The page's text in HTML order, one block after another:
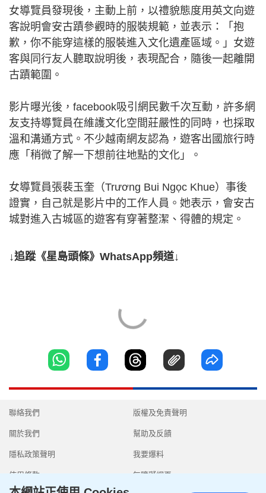
女導覽員發現後，主動上前，以禮貌態度用英文向遊
客說明會安古蹟參觀時的服裝規範，並表示：「抱
歉，你不能穿這樣的服裝進入文化遺產區域。」女遊
客與同行友人聽取說明後，表現配合，隨後一起離開
古蹟範圍。
影片曝光後，facebook吸引網民數千次互動，許多網
友支持導覽員在維護文化空間莊嚴性的同時，也採取
溫和溝通方式。不少越南網友認為，遊客出國旅行時
應「稍微了解一下想前往地點的文化」。
女導覽員張裴玉奎（Trương Bui Ngọc Khue）事後
證實，自己就是影片中的工作人員。她表示，會安古
城對進入古城區的遊客有穿著整潔、得體的規定。
↓追蹤《星島頭條》WhatsApp頻道↓
聯絡我們
關於我們
隱私政策聲明
使用條款
版權及免責聲明
幫助及反饋
我要爆料
無障礙網頁